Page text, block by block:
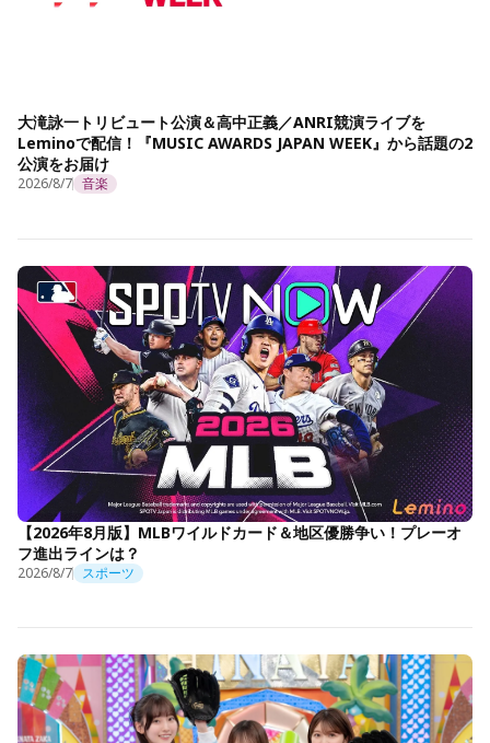
大滝詠一トリビュート公演＆高中正義／ANRI競演ライブを
Leminoで配信！『MUSIC AWARDS JAPAN WEEK』から話題の2
公演をお届け
2026/8/7 音楽
【2026年8月版】MLBワイルドカード＆地区優勝争い！プレーオ
フ進出ラインは？
2026/8/7 スポーツ